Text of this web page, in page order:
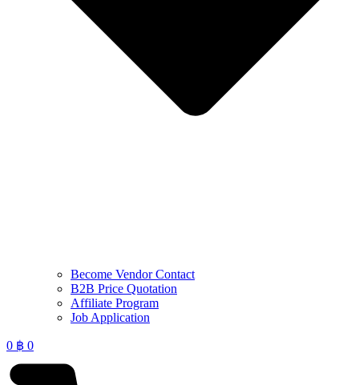
Become Vendor Contact
B2B Price Quotation
Affiliate Program
Job Application
0 ฿ 0